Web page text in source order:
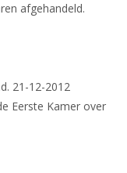
afgehandeld.
21-12-2012
Eerste Kamer over